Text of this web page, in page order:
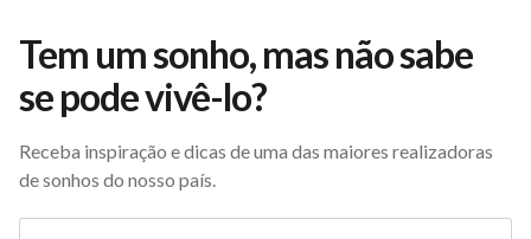
Tem um sonho, mas não sabe
se pode vivê-lo?
Receba inspiração e dicas de uma das maiores realizadoras
de sonhos do nosso país.